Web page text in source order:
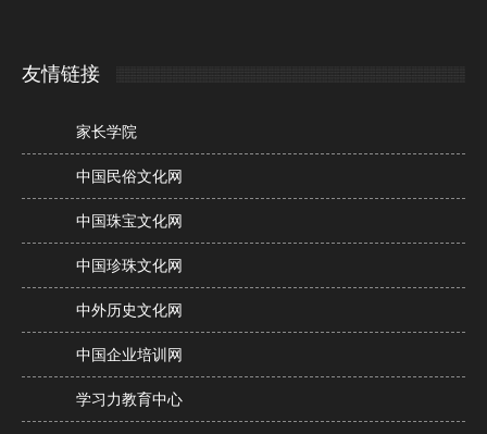
友情链接
家长学院
中国民俗文化网
中国珠宝文化网
中国珍珠文化网
中外历史文化网
中国企业培训网
学习力教育中心